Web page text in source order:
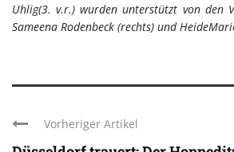
Uhlig(3. v.r.) wurden unterstützt von den
Sameena Rodenbeck (rechts) und
Vorheriger Artikel